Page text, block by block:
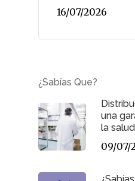
16/07/2026
¿Sabías Que?
una
la
09/07/